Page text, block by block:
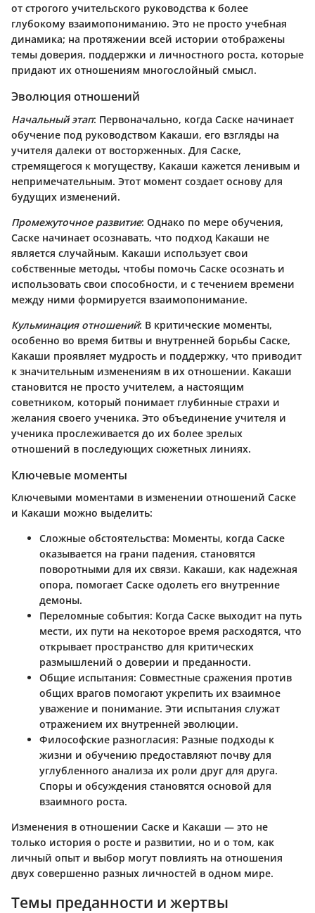
от строгого учительского руководства к более
глубокому взаимопониманию. Это не просто учебная
динамика; на протяжении всей истории отображены
темы доверия, поддержки и личностного роста, которые
придают их отношениям многослойный смысл.
Эволюция отношений
Начальный этап: Первоначально, когда Саске начинает
обучение под руководством Какаши, его взгляды на
учителя далеки от восторженных. Для Саске,
стремящегося к могуществу, Какаши кажется ленивым и
непримечательным. Этот момент создает основу для
будущих изменений.
Промежуточное развитие: Однако по мере обучения,
Саске начинает осознавать, что подход Какаши не
является случайным. Какаши использует свои
собственные методы, чтобы помочь Саске осознать и
использовать свои способности, и с течением времени
между ними формируется взаимопонимание.
Кульминация отношений: В критические моменты,
особенно во время битвы и внутренней борьбы Саске,
Какаши проявляет мудрость и поддержку, что приводит
к значительным изменениям в их отношении. Какаши
становится не просто учителем, а настоящим
советником, который понимает глубинные страхи и
желания своего ученика. Это объединение учителя и
ученика прослеживается до их более зрелых
отношений в последующих сюжетных линиях.
Ключевые моменты
Ключевыми моментами в изменении отношений Саске
и Какаши можно выделить:
Сложные обстоятельства: Моменты, когда Саске
оказывается на грани падения, становятся
поворотными для их связи. Какаши, как надежная
опора, помогает Саске одолеть его внутренние
демоны.
Переломные события: Когда Саске выходит на путь
мести, их пути на некоторое время расходятся, что
открывает пространство для критических
размышлений о доверии и преданности.
Общие испытания: Совместные сражения против
общих врагов помогают укрепить их взаимное
уважение и понимание. Эти испытания служат
отражением их внутренней эволюции.
Философские разногласия: Разные подходы к
жизни и обучению предоставляют почву для
углубленного анализа их роли друг для друга.
Споры и обсуждения становятся основой для
взаимного роста.
Изменения в отношении Саске и Какаши — это не
только история о росте и развитии, но и о том, как
личный опыт и выбор могут повлиять на отношения
двух совершенно разных личностей в одном мире.
Темы преданности и жертвы